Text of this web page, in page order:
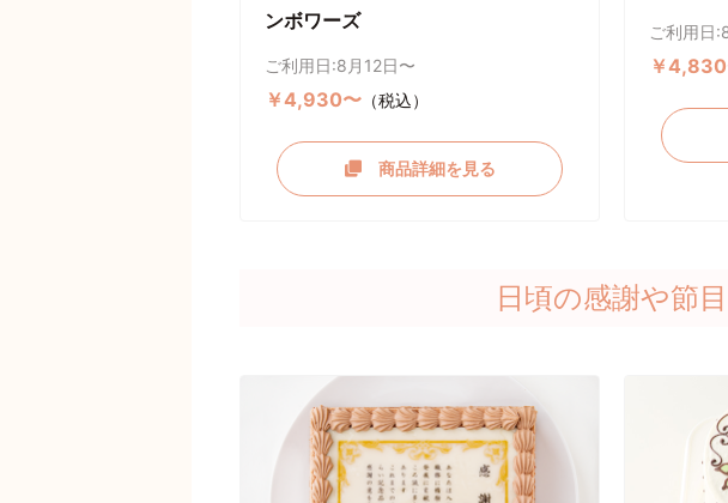
ンボワーズ
ご利用日:8月12日〜
￥4,930〜 （税込）
商品詳細を見る
ご利用日
￥
日頃の感謝や節